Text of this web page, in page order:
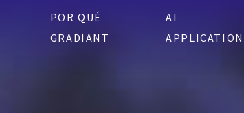
POR QUÉ
GRADIANT
AI